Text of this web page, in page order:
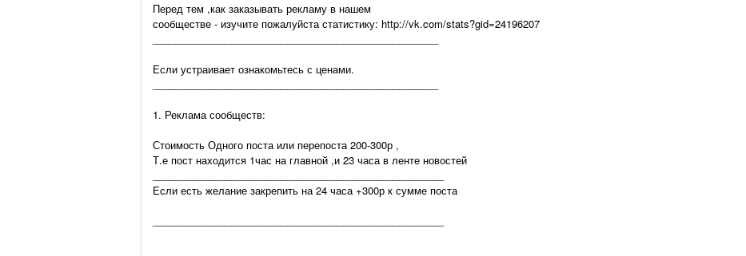
Перед тем ,как заказывать рекламу в нашем
сообществе - изучите пожалуйста статистику: http://vk.com/stats?gid=24196207
Если устраивает ознакомьтесь с ценами.
1. Реклама сообществ:
Стоимость Одного поста или перепоста 200-300р ,
Т.е пост находится 1час на главной ,и 23 часа в ленте новостей
Если есть желание закрепить на 24 часа +300р к сумме поста